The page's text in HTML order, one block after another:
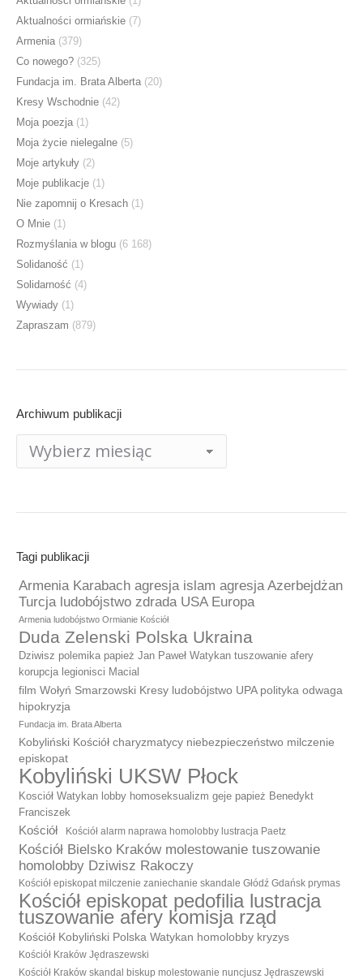
Aktualności ormiańskie (7)
Armenia (379)
Co nowego? (325)
Fundacja im. Brata Alberta (20)
Kresy Wschodnie (42)
Moja poezja (1)
Moja życie nielegalne (5)
Moje artykuły (2)
Moje publikacje (1)
Nie zapomnij o Kresach (1)
O Mnie (1)
Rozmyślania w blogu (6 168)
Solidaność (1)
Solidarność (4)
Wywiady (1)
Zapraszam (879)
Archiwum publikacji
publikacji
Tagi publikacji
Armenia Karabach agresja islam agresja Azerbejdżan
Turcja ludobójstwo zdrada USA Europa
Armenia ludobójstwo Ormianie Kościół
Duda Zelenski Polska Ukraina
Dziwisz polemika papież Jan Paweł Watykan tuszowanie afery
korupcja legionisci Macial
film Wołyń Smarzowski Kresy ludobójstwo UPA polityka odwaga
hipokryzja
Fundacja im. Brata Alberta
Kobyliński Kościół charyzmatycy niebezpieczeństwo milczenie
episkopat
Kobyliński UKSW Płock
Kosciół Watykan lobby homoseksualizm geje papież Benedykt
Franciszek
Kościół Kościół alarm naprawa homolobby lustracja Paetz
Kościół Bielsko Kraków molestowanie tuszowanie
homolobby Dziwisz Rakoczy
Kościół episkopat milczenie zaniechanie skandale Głódź Gdańsk prymas
Kościół episkopat pedofilia lustracja
tuszowanie afery komisja rząd
Kościół Kobyliński Polska Watykan homolobby kryzys
Kościół Kraków Jędraszewski
Kościół Kraków skandal biskup molestowanie nuncjusz Jędraszewski